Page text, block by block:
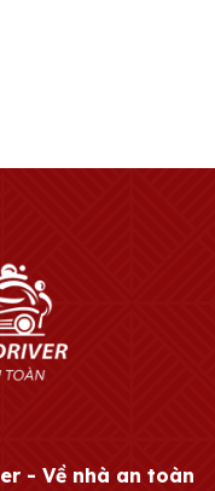
- Về nhà an toàn